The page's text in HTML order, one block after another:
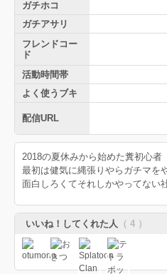
ガチホコ
ガチアサリ
フレンドコー
ド
活動時間帯
よく使うブキ
配信URL
2018の夏休みから始めた糞初心者
最初は健気に縄張りやらガチマを
面白しろくてそれしかやってない
いいね！してくれた人 （ 4 ）